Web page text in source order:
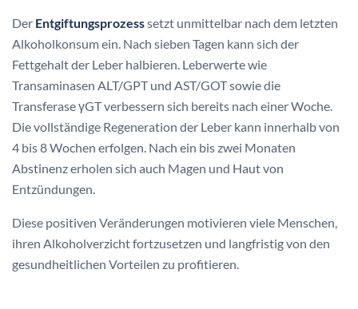
Der Entgiftungsprozesssetzt unmittelbar nach dem letzten
Alkoholkonsum ein. Nach sieben Tagen kann sich der
Fettgehalt der Leber halbieren. Leberwerte wie
Transaminasen ALT/GPT und AST/GOT sowie die
Transferase γGT verbessern sich bereits nach einer Woche.
Die vollständige Regeneration der Leber kann innerhalb von
4 bis 8 Wochen erfolgen. Nach ein bis zwei Monaten
Abstinenz erholen sich auch Magen und Haut von
Entzündungen.
Diese positiven Veränderungen motivieren viele Menschen,
ihren Alkoholverzicht fortzusetzen und langfristig von den
gesundheitlichen Vorteilen zu profitieren.